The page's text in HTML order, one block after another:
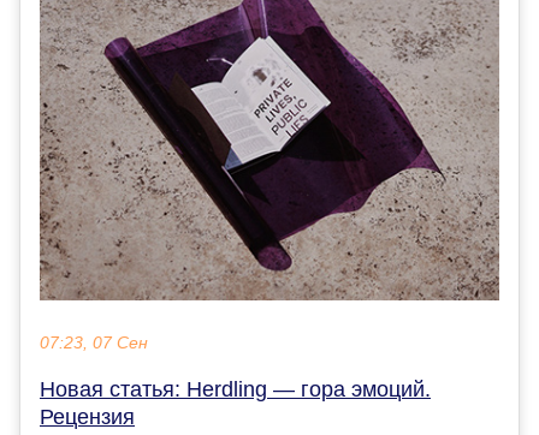
07:23, 07 Сен
Новая статья: Herdling — гора эмоций.
Рецензия